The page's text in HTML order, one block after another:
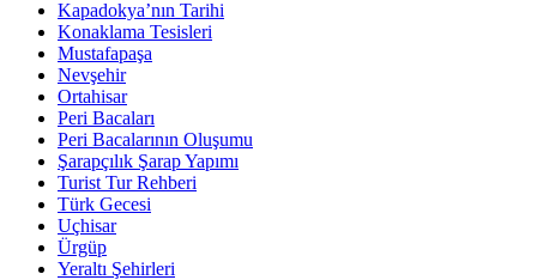
Kapadokya’nın Tarihi
Konaklama Tesisleri
Mustafapaşa
Nevşehir
Ortahisar
Peri Bacaları
Peri Bacalarının Oluşumu
Şarapçılık Şarap Yapımı
Turist Tur Rehberi
Türk Gecesi
Uçhisar
Ürgüp
Yeraltı Şehirleri